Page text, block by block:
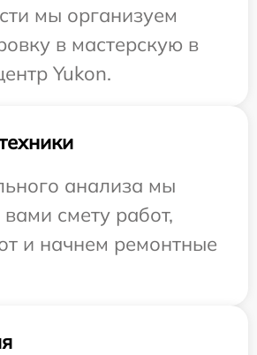
мы организуем
в мастерскую в
Yukon.
анализа мы
смету работ,
и начнем ремонтные